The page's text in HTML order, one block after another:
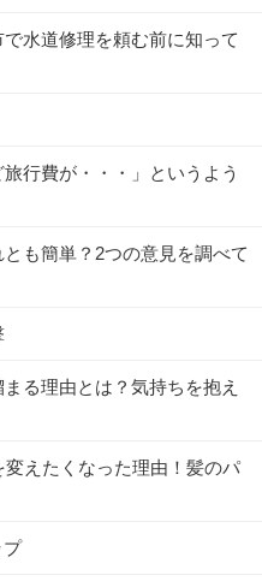
水道修理を頼む前に知って
行費が・・・」というよう
も簡単？2つの意見を調べて
る理由とは？気持ちを抱え
えたくなった理由！髪のパ
プ